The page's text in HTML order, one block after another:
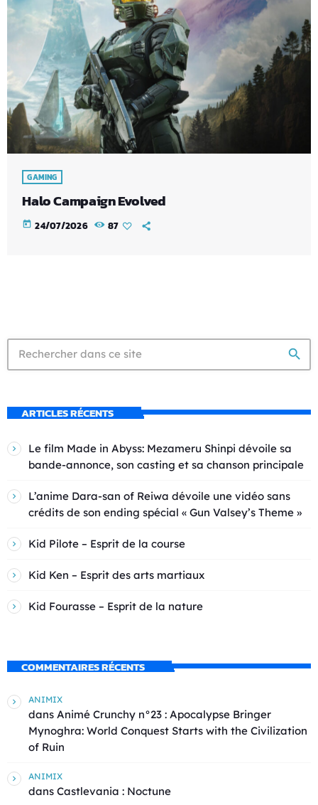
GAMING
Halo Campaign Evolved
today 24/07/2026 87
search
ARTICLES RÉCENTS
Le film Made in Abyss: Mezameru Shinpi dévoile sa
bande-annonce, son casting et sa chanson principale
L’anime Dara-san of Reiwa dévoile une vidéo sans
crédits de son ending spécial « Gun Valsey’s Theme »
Kid Pilote – Esprit de la course
Kid Ken – Esprit des arts martiaux
Kid Fourasse – Esprit de la nature
COMMENTAIRES RÉCENTS
ANIMIX
dans Animé Crunchy n°23 : Apocalypse Bringer
Mynoghra: World Conquest Starts with the Civilization
of Ruin
ANIMIX
dans Castlevania : Noctune